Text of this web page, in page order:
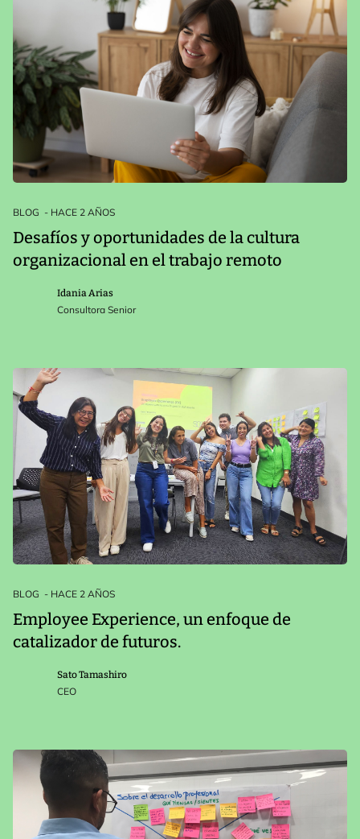
BLOG - HACE 2 AÑOS
Desafíos y oportunidades de la cultura
organizacional en el trabajo remoto
Idania Arias
Consultora Senior
BLOG - HACE 2 AÑOS
Employee Experience, un enfoque de
catalizador de futuros.
Sato Tamashiro
CEO